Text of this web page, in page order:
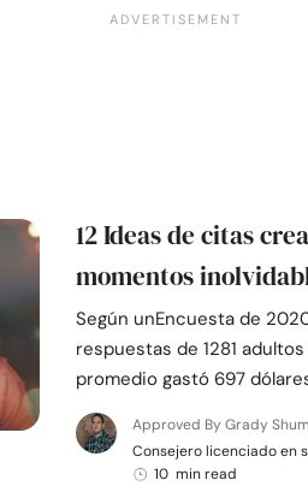
12 Ideas de citas
momentos
Según unEncuesta de
respuestas de 1281
promedio gastó 697
Approved By Grady
Consejero licenciado en
10 min read